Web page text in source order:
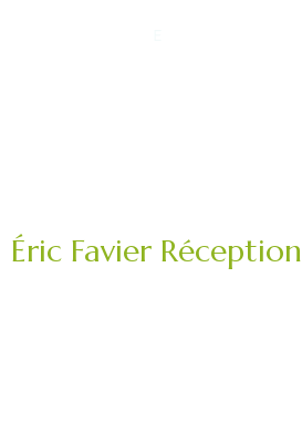
Éric Favier Réception